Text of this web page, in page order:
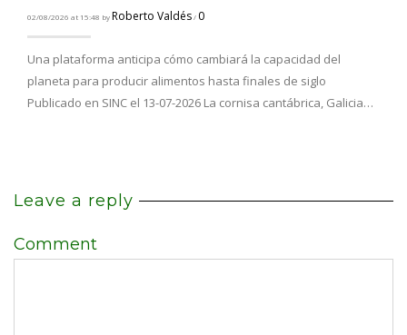
02/08/2026 at 15:48 byRoberto Valdés/ 0
Una plataforma anticipa cómo cambiará la capacidad del
planeta para producir alimentos hasta finales de siglo
Publicado en SINC el 13-07-2026 La cornisa cantábrica, Galicia…
Leave a reply
Comment